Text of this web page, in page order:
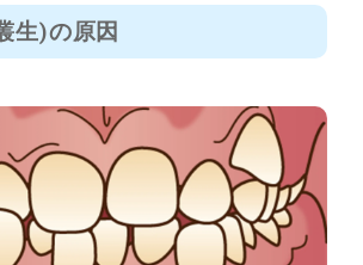
生)の原因